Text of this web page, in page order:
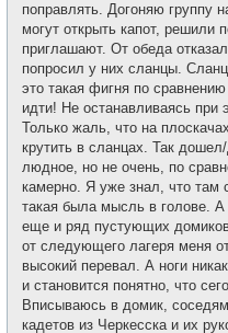
поправлять. Догоняю группу
могут открыть капот, решили
приглашают. От обеда
попросил у них сланцы.
это такая фигня по
идти! Не останавливаясь при
Только жаль, что на
крутить в сланцах. Так
людное, но не очень, по
камерно. Я уже знал, что
такая была мысль в голове.
еще и ряд пустующих
от следующего лагеря меня
высокий перевал. А ноги
и становится понятно, что
Вписываюсь в домик,
кадетов из Черкесска и их